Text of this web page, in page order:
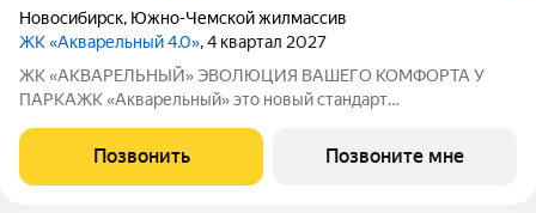
Новосибирск, Южно-Чемской жилмассив
ЖК «Акварельный 4.0», 4 квартал 2027
ЖК «АКВАРЕЛЬНЫЙ» ЭВОЛЮЦИЯ ВАШЕГО КОМФОРТА У
ПАРКАЖК «Акварельный» это новый стандарт
объединили заводскую точность конструкций, современную
архитектуру и уникальное расположение в экологически
Позвонить Позвоните мне